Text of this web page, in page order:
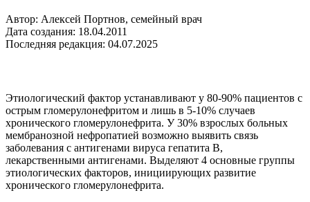
Автор: Алексей Портнов, семейный врач
Дата создания: 18.04.2011
Последняя редакция: 04.07.2025
Этиологический фактор устанавливают у 80-90% пациентов с
острым гломерулонефритом и лишь в 5-10% случаев
хронического гломерулонефрита. У 30% взрослых больных
мембранозной нефропатией возможно выявить связь
заболевания с антигенами вируса гепатита В,
лекарственными антигенами. Выделяют 4 основные группы
этиологических факторов, инициирующих развитие
хронического гломерулонефрита.